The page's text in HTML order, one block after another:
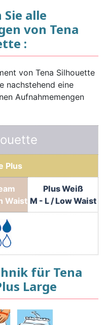
alle
von Tena
:
von Tena Silhouette
nachstehend eine
Aufnahmemengen
Plus
Waist
Plus Weiß
M - L / Low Waist
für Tena
Large